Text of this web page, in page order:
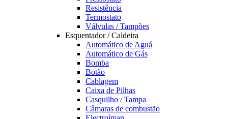
Resistência
Termostato
Válvulas / Tampões
Esquentador / Caldeira
Automático de Aguá
Automático de Gás
Bomba
Botão
Cablagem
Caixa de Pilhas
Casquilho / Tampa
Câmaras de combustão